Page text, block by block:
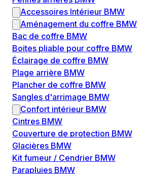
Accessoires Intérieur BMW
Aménagement du coffre BMW
Bac de coffre BMW
Boites pliable pour coffre BMW
Éclairage de coffre BMW
Plage arrière BMW
Plancher de coffre BMW
Sangles d'arrimage BMW
Confort intérieur BMW
Cintres BMW
Couverture de protection BMW
Glacières BMW
Kit fumeur / Cendrier BMW
Parapluies BMW